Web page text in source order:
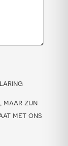
maar zijn
met ons